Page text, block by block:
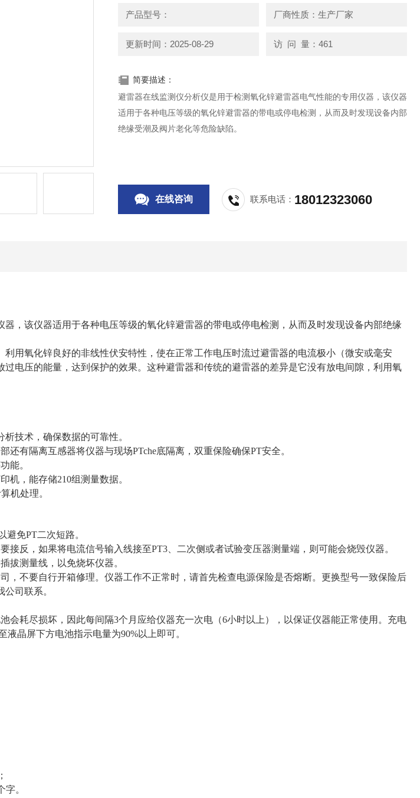
产品型号： 厂商性质：生产厂家
更新时间：2025-08-29 访 问 量：461
简要描述：
避雷器在线监测仪分析仪是用于检测氧化锌避雷器电气性能的专用仪器，该仪器
适用于各种电压等级的氧化锌避雷器的带电或停电检测，从而及时发现设备内部
绝缘受潮及阀片老化等危险缺陷。
在线咨询 联系电话： 18012323060
器，该仪器适用于各种电压等级的氧化锌避雷器的带电或停电检测，从而及时发现设备内部绝缘
用氧化锌良好的非线性伏安特性，使在正常工作电压时流过避雷器的电流极小（微安或毫安
电压的能量，达到保护的效果。这种避雷器和传统的避雷器的差异是它没有放电间隙，利用氧
技术，确保数据的可靠性。
还有隔离互感器将仪器与现场PTche底隔离，双重保险确保PT安全。
能。
机，能存储210组测量数据。
机处理。
避免PT二次短路。
接反，如果将电流信号输入线接至PT3、二次侧或者试验变压器测量端，则可能会烧毁仪器。
拔测量线，以免烧坏仪器。
，不要自行开箱修理。仪器工作不正常时，请首先检查电源保险是否熔断。更换型号一致保险后
司联系。
会耗尽损坏，因此每间隔3个月应给仪器充一次电（6小时以上），以保证仪器能正常使用。充电
晶屏下方电池指示电量为90%以上即可。
。